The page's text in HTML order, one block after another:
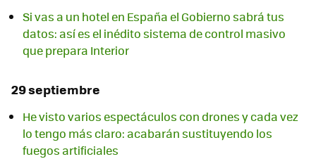
Si vas a un hotel en España el Gobierno sabrá tus
datos: así es el inédito sistema de control masivo
que prepara Interior
29 septiembre
He visto varios espectáculos con drones y cada vez
lo tengo más claro: acabarán sustituyendo los
fuegos artificiales